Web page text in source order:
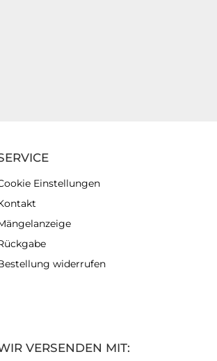
Einstellungen
widerrufen
VERSENDEN MIT: